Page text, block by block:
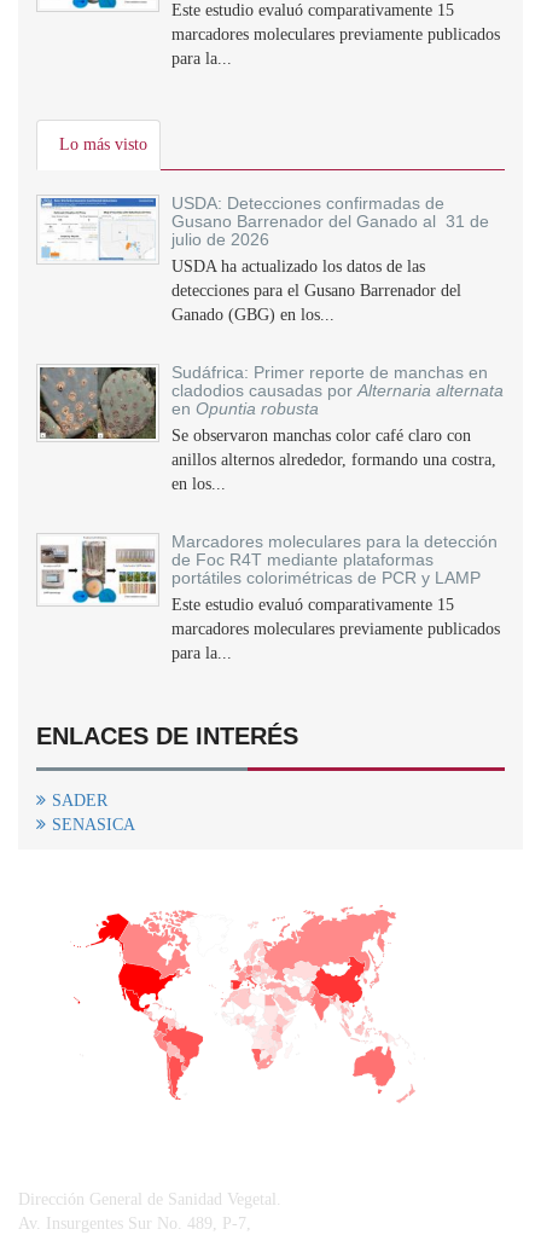
Este estudio evaluó comparativamente 15
marcadores moleculares previamente publicados
para la...
Lo más visto
USDA: Detecciones confirmadas de
Gusano Barrenador del Ganado al 31 de
julio de 2026
USDA ha actualizado los datos de las
detecciones para el Gusano Barrenador del
Ganado (GBG) en los...
Sudáfrica: Primer reporte de manchas en
cladodios causadas por Alternaria alternata
en Opuntia robusta
Se observaron manchas color café claro con
anillos alternos alrededor, formando una costra,
en los...
Marcadores moleculares para la detección
de Foc R4T mediante plataformas
portátiles colorimétricas de PCR y LAMP
Este estudio evaluó comparativamente 15
marcadores moleculares previamente publicados
para la...
ENLACES DE INTERÉS
SADER
SENASICA
Dirección General de Sanidad Vegetal.
Av. Insurgentes Sur No. 489, P-7,